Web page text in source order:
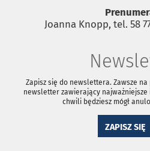
Joanna Knopp, tel. 58
Zapisz się do newslettera. Zawsze
newsletter zawierający najważniejsze
chwili będziesz mógł
ZAPISZ SIĘ